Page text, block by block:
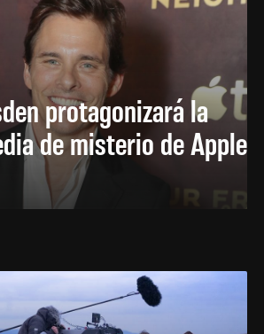
protagonizará la
de misterio de Apple